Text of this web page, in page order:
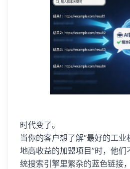
时代变了。
当你的客户想了解“最好的工业
地高收益的加盟项目”时，他
统搜索引擎里繁杂的蓝色链接